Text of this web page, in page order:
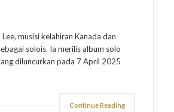
musisi kelahiran Kanada dan
solois. Ia merilis album solo
diluncurkan pada 7 April 2025
Continue Reading